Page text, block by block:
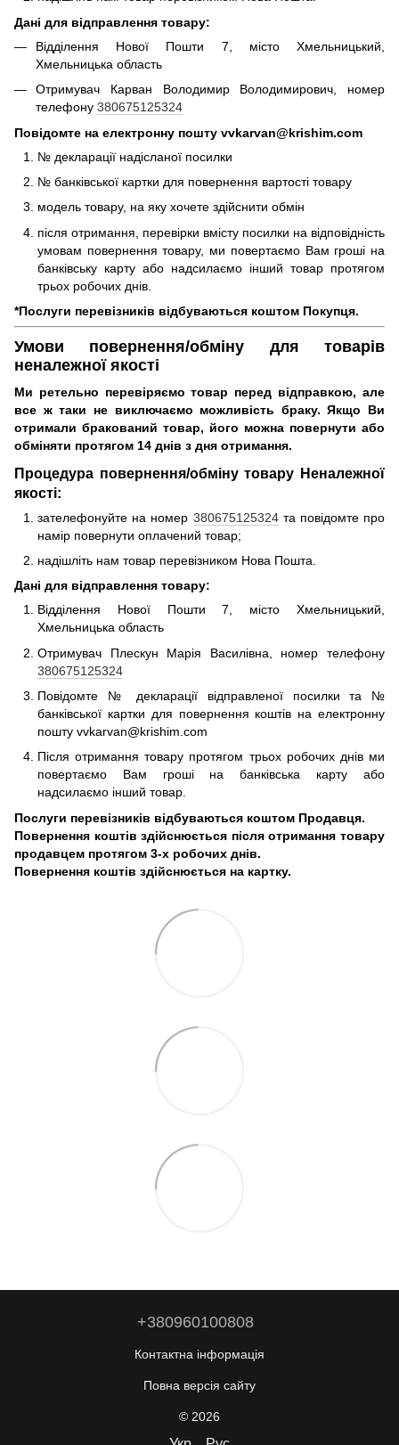
Дані для відправлення товару:
Відділення Нової Пошти 7, місто Хмельницький,
Хмельницька область
Отримувач Карван Володимир Володимирович, номер
телефону 380675125324
Повідомте на електронну пошту vvkarvan@krishim.com
№ декларації надісланої посилки
№ банківської картки для повернення вартості товару
модель товару, на яку хочете здійснити обмін
після отримання, перевірки вмісту посилки на відповідність
умовам повернення товару, ми повертаємо Вам гроші на
банківську карту або надсилаємо інший товар протягом
трьох робочих днів.
*Послуги перевізників відбуваються коштом Покупця.
Умови повернення/обміну для товарів
неналежної якості
Ми ретельно перевіряємо товар перед відправкою, але
все ж таки не виключаємо можливість браку. Якщо Ви
отримали бракований товар, його можна повернути або
обміняти протягом 14 днів з дня отримання.
Процедура повернення/обміну товару Неналежної
якості:
зателефонуйте на номер 380675125324та повідомте про
намір повернути оплачений товар;
надішліть нам товар перевізником Нова Пошта.
Дані для відправлення товару:
Відділення Нової Пошти 7, місто Хмельницький,
Хмельницька область
Отримувач Плескун Марія Василівна, номер телефону
380675125324
Повідомте № декларації відправленої посилки та №
банківської картки для повернення коштів на електронну
пошту vvkarvan@krishim.com
Після отримання товару протягом трьох робочих днів ми
повертаємо Вам гроші на банківська карту або
надсилаємо інший товар.
Послуги перевізників відбуваються коштом Продавця.
Повернення коштів здійснюється після отримання товару
продавцем протягом 3-х робочих днів.
Повернення коштів здійснюється на картку.
+380960100808
Контактна інформація
Повна версія сайту
© 2026